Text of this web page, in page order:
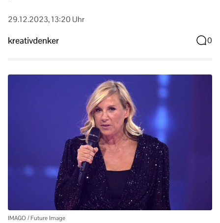
29.12.2023, 13:20 Uhr
kreativdenker 0
IMAGO / Future Image